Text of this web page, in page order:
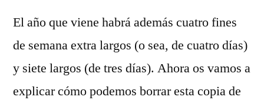
El año que viene habrá además cuatro fines
de semana extra largos (o sea, de cuatro días)
y siete largos (de tres días). Ahora os vamos a
explicar cómo podemos borrar esta copia de